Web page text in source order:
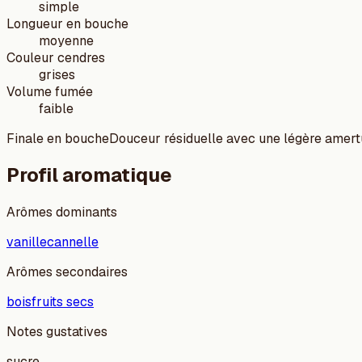
simple
Longueur en bouche
moyenne
Couleur cendres
grises
Volume fumée
faible
Finale en boucheDouceur résiduelle avec une légère
Profil aromatique
Arômes dominants
vanillecannelle
Arômes secondaires
boisfruits secs
Notes gustatives